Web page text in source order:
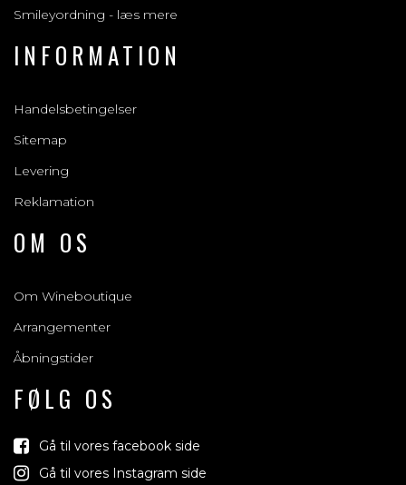
Smileyordning - læs mere
INFORMATION
Handelsbetingelser
Sitemap
Levering
Reklamation
OM OS
Om Wineboutique
Arrangementer
Åbningstider
FØLG OS
Gå til vores facebook side
Gå til vores Instagram side